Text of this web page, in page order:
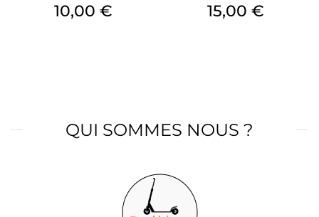
Prix
10,00 € Prix
15,00 €
QUI SOMMES NOUS ?